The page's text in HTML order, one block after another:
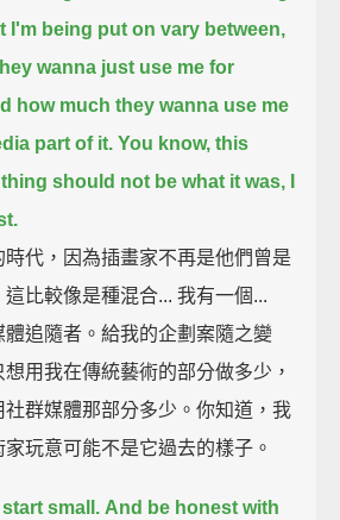
I'm being put on vary between,
wanna just use me for
how much they wanna use me
part of it. You know, this
should not be what it was, I
代，因為插畫家不再是他們曾是
比較像是種混合... 我有一個...
追隨者。給我的企劃案隨之變
用我在傳統藝術的部分做多少，
群媒體那部分多少。你知道，我
玩意可能不是它過去的樣子。
small. And be honest with